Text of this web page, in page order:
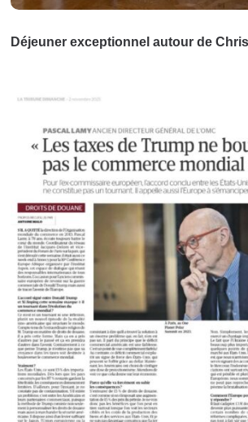
Déjeuner exceptionnel autour de